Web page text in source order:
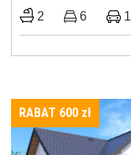
2 6 1
RABAT 600 zł